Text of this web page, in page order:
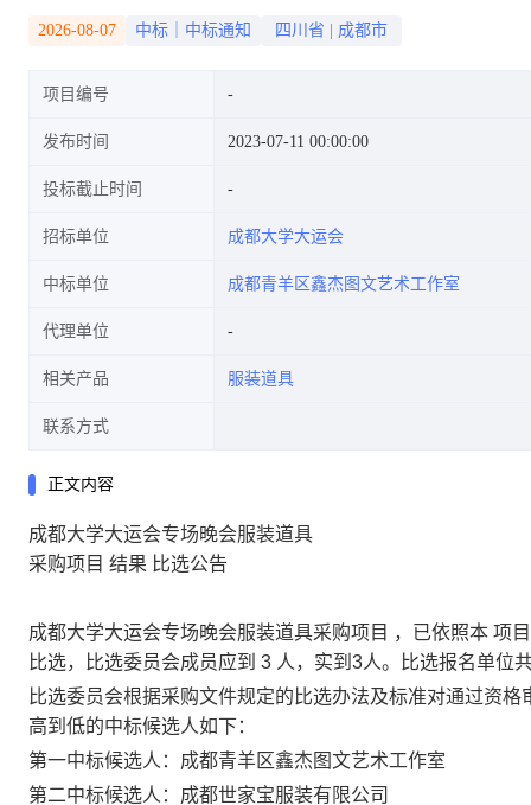
2026-08-07 中标｜中标通知 四川省 成都市
项目编号
发布时间 2023-07-11 00:00:00
投标截止时间
招标单位 成都大学大运会
中标单位 成都青羊区鑫杰图文艺术工作室
代理单位
相关产品 服装道具
联系方式
正文内容
成都大学大运会专场晚会服装道具
采购项目 结果 比选公告
成都大学大运会专场晚会服装道具采购项目 ，已依照本 项
比选，比选委员会成员应到 3 人，实到3人。比选报名单位
比选委员会根据采购文件规定的比选办法及标准对通过资
高到低的中标候选人如下：
第一中标候选人： 成都青羊区鑫杰图文艺术工作室
第二中标候选人：成都世家宝服装有限公司